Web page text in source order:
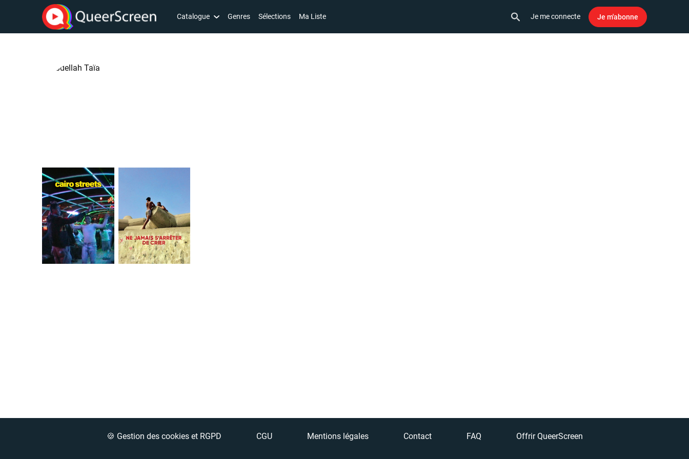
Catalogue Genres Sélections Ma Liste Je me connecte Je m'abonne
🍪 Gestion des cookies et RGPD CGU Mentions légales Contact FAQ Offrir QueerScreen